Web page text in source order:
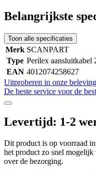
Belangrijkste
Toon alle specificaties
Merk SCANPART
Type Perilex aansluitkabel
EAN 4012074258627
Uitproberen in onze
De beste service voor de
Levertijd: 1-2
Dit product is op voorraad
het product zo snel mogelijk
over de bezorging.